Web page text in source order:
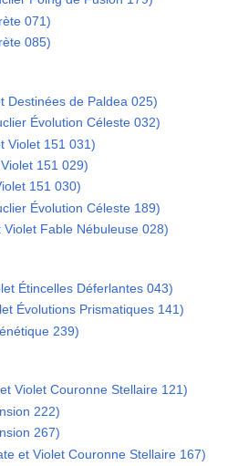
071)
085)
Destinées de Paldea 025)
Évolution Céleste 032)
Violet 151 031)
151 029)
151 030)
Évolution Céleste 189)
Fable Nébuleuse 028)
Étincelles Déferlantes 043)
Évolutions Prismatiques 141)
239)
Violet Couronne Stellaire 121)
222)
267)
et Violet Couronne Stellaire 167)